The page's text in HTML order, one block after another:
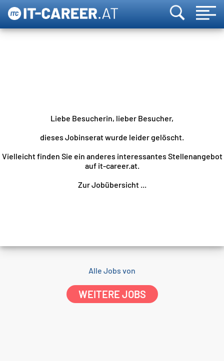
Liebe Besucherin, lieber Besucher,
dieses Jobinserat wurde leider gelöscht.
Vielleicht finden Sie ein anderes interessantes Stellenangebot
auf it-career.at.
Zur Jobübersicht ...
Alle Jobs von
WEITERE JOBS